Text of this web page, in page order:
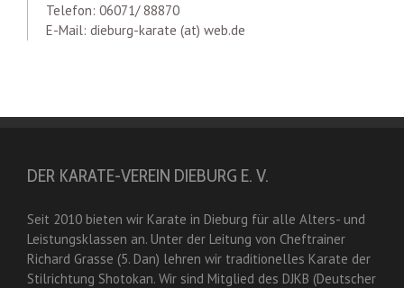
Telefon: 06071/ 88870
E-Mail: dieburg-karate (at) web.de
DER KARATE-VEREIN DIEBURG E. V.
Seit 2010 bieten wir Karate in Dieburg für alle Alters- und
Leistungsklassen an. Unter der Leitung von Cheftrainer
Richard Grasse (5. Dan) lehren wir traditionelles Karate der
Stilrichtung Shotokan. Wir sind Mitglied des DJKB (Deutscher